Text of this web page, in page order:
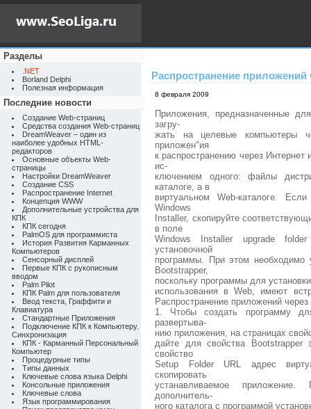
Разделы
.NET
Borland Delphi
Полезная информация
Последние новости
Создание Web-страниц
Средства создания Web-страниц
DreamWeaver – один из
наиболее удобных HTML-
редакторов
Основные объекты Web-
страницы
Настройки DreamWeaver
Создание CSS
Распространение Internet
Концепция WWW
Дополнительные устройства для
КПК
КПК сегодня
PalmOS для программиста
История Развития Карманных
Компьютеров
Сенсорный дисплей
Первые КПК с рукописным
вводом
Palm Pilot
КПК Palm для пользователя
Ввод текста, Граффити и
Клавиатура
Стандартные Приложения
Подключение КПК к Компьютеру.
Синхронизация
КПК - Карманный Персональный
Компьютер
Процедурные типы
Типы данных
Ключевые слова языка Delphi
Консольные приложения
Ключевые слова
Язык программирования
Распространение приложений
8 февраля 2009
Приложения, предназначенные
загру-
жать на целевые компьютеры
приложен"ия
к распространению через
ис-
ключением одного: файлы
каталоге, а в
виртуальном Web-каталоге.
Windows
Installer, скопируйте
в поле
Windows Installer upgrade
установочной
программы. При этом необходимо
Bootstrapper,
поскольку программы для
использования в Web, имеют
Распространение приложений через
1. Чтобы создать программу
развертыва-
нию приложения, на страницах
дайте для свойства Bootstrapper
свойство
Setup Folder URL адрес
скопировать
устанавливаемое
дополнитель-
ного каталога с программой